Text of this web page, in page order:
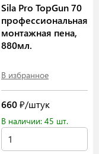
Sila Pro TopGun 70
профессиональная
монтажная пена,
880мл.
В избранное
660₽/штук
В наличии: 45 шт.